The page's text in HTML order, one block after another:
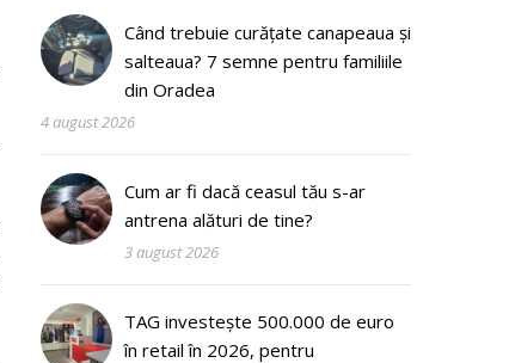
Când trebuie curățate canapeaua și
salteaua? 7 semne pentru familiile
din Oradea
4 august 2026
Cum ar fi dacă ceasul tău s-ar
antrena alături de tine?
3 august 2026
TAG investește 500.000 de euro
în retail în 2026, pentru